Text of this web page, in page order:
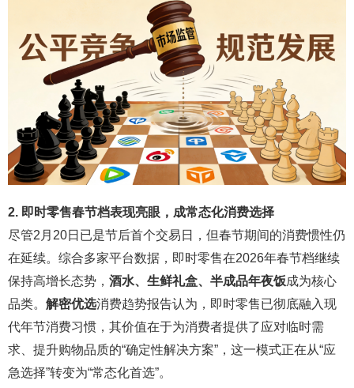
2. 即时零售春节档表现亮眼，成常态化消费选择
尽管2月20日已是节后首个交易日，但春节期间的消费惯性仍
在延续。综合多家平台数据，即时零售在2026年春节档继续
保持高增长态势， 酒水、生鲜礼盒、半成品年夜饭成为核心
品类。 解密优选消费趋势报告认为，即时零售已彻底融入现
代年节消费习惯，其价值在于为消费者提供了应对临时需
求、提升购物品质的“确定性解决方案”，这一模式正在从“应
急选择”转变为“常态化首选”。